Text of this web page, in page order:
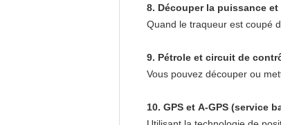
8. Découper la puissance et
Quand le traqueur est coupé
9. Pétrole et circuit de
Vous pouvez découper ou
10. GPS et A-GPS (service